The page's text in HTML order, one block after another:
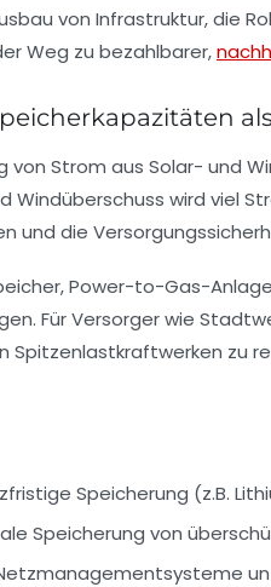
von Infrastruktur, die
Weg zu bezahlbarer,
von Strom aus Solar- und
Windüberschuss wird viel
und die
Power-to-Gas-
Für Versorger wie
Spitzenlastkraftwerken zu
Speicherung (z.B.
Speicherung von